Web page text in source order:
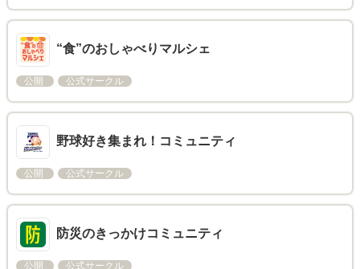
“食”のおしゃべりマルシェ
公開 公式サークル
野球好き集まれ！コミュニティ
公開 公式サークル
防災のきっかけコミュニティ
公開 公式サークル